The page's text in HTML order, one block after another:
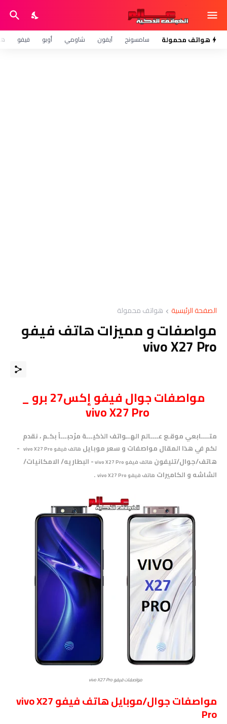
هواتف محمولة سامسونج آيفون شاومي أوبو فيفو
الصفحة الرئيسية هواتف محمولة
مواصفات و مميزات هاتف فيفو
vivo X27 Pro
مواصفاتجوال فيفو إكس27 برو _
vivo X27 Pro
متــــابعي موقـع عــــالم الهــواتف الذكيـــة مرْحبـــاً بكـم ، نقدم
لكم في هذا المقال مواصفات و سعر موبايل هاتف فيفو vivo X27 Pro
-
هاتف/جوال/تليفون هاتف فيفو vivo X27 Pro
- البطاريه/ الامكانيات/
الشاشه و الكاميرات هاتف فيفو vivo X27 Pro .
مواصفات فيفو vivo X27 Pro
مواصفات جوال/موبايل هاتف فيفو vivo X27
Pro